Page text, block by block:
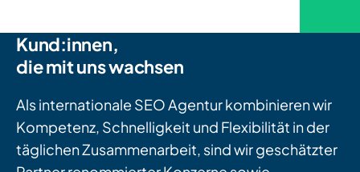
Kund:innen,
die mit uns wachsen
Als internationale SEO Agentur kombinieren wir
Kompetenz, Schnelligkeit und Flexibilität in der
täglichen Zusammenarbeit, sind wir geschätzter